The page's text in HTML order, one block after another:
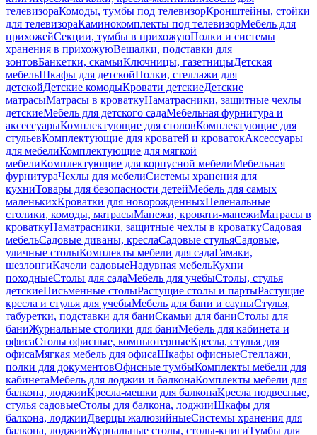
телевизораКомоды, тумбы под телевизорКронштейны, стойки
для телевизораКаминокомплекты под телевизорМебель для
прихожейСекции, тумбы в прихожуюПолки и системы
хранения в прихожуюВешалки, подставки для
зонтовБанкетки, скамьиКлючницы, газетницыДетская
мебельШкафы для детскойПолки, стеллажи для
детскойДетские комодыКровати детскиеДетские
матрасыМатрасы в кроваткуНаматрасники, защитные чехлы
детскиеМебель для детского садаМебельная фурнитура и
аксессуарыКомплектующие для столовКомплектующие для
стульевКомплектующие для кроватей и кроватокАксессуары
для мебелиКомплектующие для мягкой
мебелиКомплектующие для корпусной мебелиМебельная
фурнитураЧехлы для мебелиСистемы хранения для
кухниТовары для безопасности детейМебель для самых
маленькихКроватки для новорожденныхПеленальные
столики, комоды, матрасыМанежи, кровати-манежиМатрасы в
кроваткуНаматрасники, защитные чехлы в кроваткуСадовая
мебельСадовые диваны, креслаСадовые стульяСадовые,
уличные столыКомплекты мебели для садаГамаки,
шезлонгиКачели садовыеНадувная мебельКухни
походныеСтолы для садаМебель для учебыСтолы, стулья
детскиеПисьменные столыРастущие столы и партыРастущие
кресла и стулья для учебыМебель для бани и сауныСтулья,
табуретки, подставки для баниСкамьи для баниСтолы для
баниЖурнальные столики для баниМебель для кабинета и
офисаСтолы офисные, компьютерныеКресла, стулья для
офисаМягкая мебель для офисаШкафы офисныеСтеллажи,
полки для документовОфисные тумбыКомплекты мебели для
кабинетаМебель для лоджии и балконаКомплекты мебели для
балкона, лоджииКресла-мешки для балконаКресла подвесные,
стулья садовыеСтолы для балкона, лоджииШкафы для
балкона, лоджииДверцы жалюзийныеСистемы хранения для
балкона, лоджииЖурнальные столы, столы-книгиТумбы для